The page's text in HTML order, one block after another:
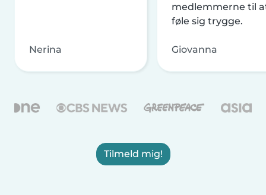
Nerina
medlemmerne til
føle sig trygge.
Giovanna
Tilmeld mig!